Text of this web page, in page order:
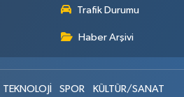
Trafik Durumu
Haber Arşivi
TEKNOLOJİ SPOR
KÜLTÜR/SANAT